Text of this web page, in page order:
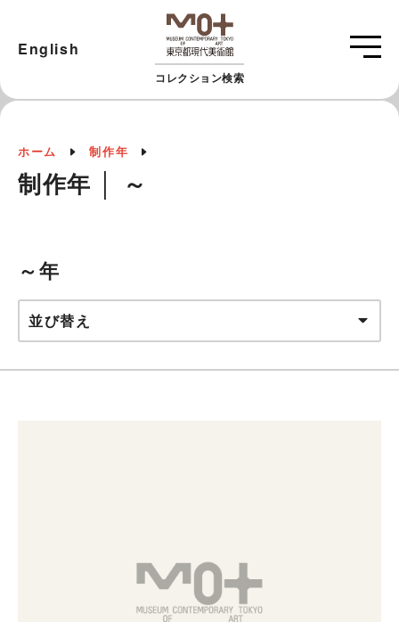
コレクション検索
English
ホーム 制作年
制作年 │ ～
～年
並び替え